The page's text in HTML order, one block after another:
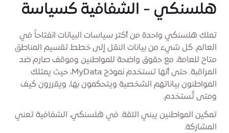
هلسنكي - الشفافية كسياسة
تملك هلسنكي واحدة من أكثر سياسات البيانات انفتاحاً في
العالم. كل شيء من بيانات النقل إلى خطط تقسيم المناطق
متاح للعامة، مع حقوق واضحة للمواطنين وموقف صارم ضد
المراقبة. حتى أنها تستخدم نموذج MyData، حيث يمتلك
المواطنون بياناتهم الشخصية ويتحكمون بها، ويقررون كيف
ومتى تُستخدم.
تمكين المواطنين يبني الثقة. في هلسنكي، الشفافية تعني
المشاركة.